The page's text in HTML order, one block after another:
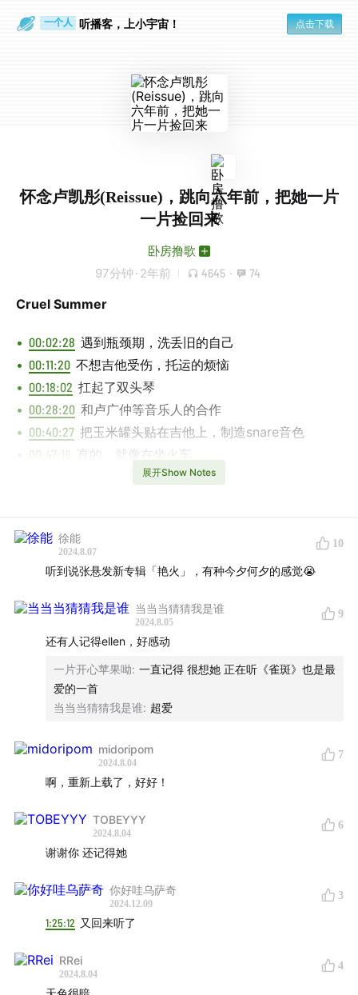
一个人
听播客，上小宇宙！ 点击下载
怀念卢凯彤(Reissue)，跳向六年前，把她一片
一片捡回来
卧房撸歌
97分钟 · 2年前 4645 · 74
Cruel Summer
00:02:28 遇到瓶颈期，洗丢旧的自己
00:11:20 不想吉他受伤，托运的烦恼
00:18:02 扛起了双头琴
00:28:20 和卢广仲等音乐人的合作
00:40:27 把玉米罐头贴在吉他上，制造snare音色
00:47:18 真的，就像在坐火车
戴着耳机听，鼓在左边，吉他在右边
01:18:53 沉溺了一阵子The XX二专
01:20:46听起来很放松，但其实用了很多心力
Live Session
卢凯彤 - Song 2 (卧房Session)
卢凯彤 - 你根本不是我的谁 (卧房Session)00:23:16
卢凯彤 - 活该活该 (卧房Session)
Anthony ft. 卢凯彤 - 绝色 (卧房Session)
卢凯彤 - 子弹 (卧房Session)
卢凯彤 - 春风吹 & 等等 (卧房Session)
Music Played
卢凯彤 - 一个人回家
卢凯彤 - 活该活该
林宥嘉 - Song 2
卢凯彤 - Departure
卢凯彤 - See You Later, Alligator
展开Show Notes
徐能
2024.8.07
10
听到说张悬发新专辑「艳火」，有种今夕何夕的感觉😭
当当当猜猜我是谁
2024.8.05
9
还有人记得ellen，好感动
一片开心苹果呦: 一直记得 很想她 正在听《雀斑》也是最
爱的一首
当当当猜猜我是谁: 超爱
midoripom
2024.8.04
7
啊，重新上载了，好好！
TOBEYYY
2024.8.04
6
谢谢你 还记得她
你好哇乌萨奇
2024.12.09
3
1:25:12 又回来听了
RRei
2024.8.04
4